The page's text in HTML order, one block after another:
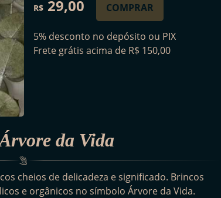
R$ 29,00
5% desconto no depósito ou PIX
Frete grátis acima de R$ 150,00
COMPRAR
da Vida
cheios de delicadeza e significado. Brincos
e orgânicos no símbolo Árvore da Vida.